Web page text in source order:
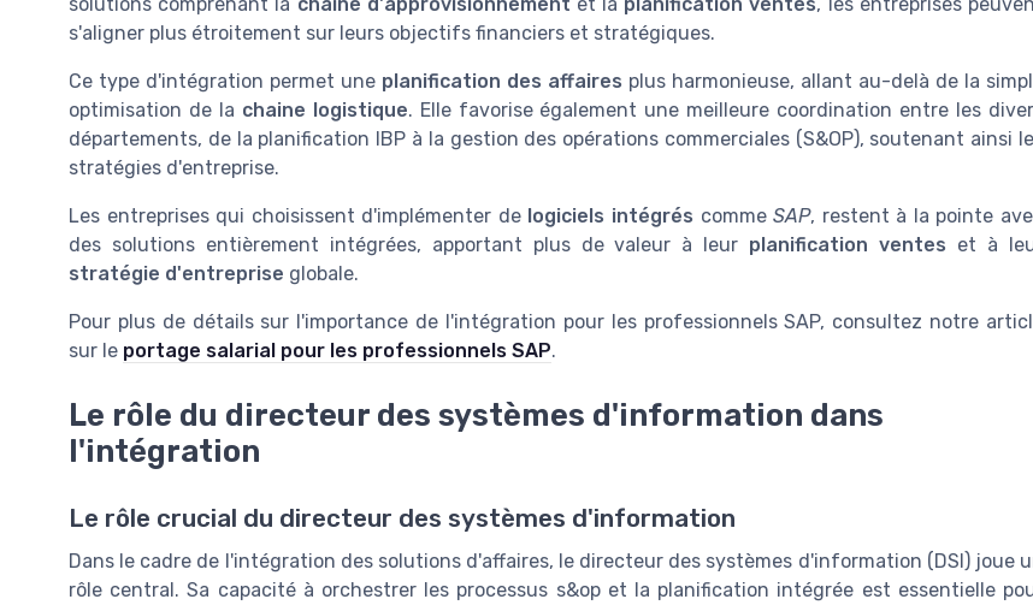
s'aligner plus étroitement sur leurs objectifs financiers et stratégiques.
Ce type d'intégration permet une planification des affaires plus harmonieuse, allant au-delà de la
optimisation de la chaine logistique. Elle favorise également une meilleure coordination entre les
départements, de la planification IBP à la gestion des opérations commerciales (S&OP), soutenant ainsi
stratégies d'entreprise.
Les entreprises qui choisissent d'implémenter de logiciels intégrés commeSAP, restent à la pointe
des solutions entièrement intégrées, apportant plus de valeur à leur planification ventes et à
stratégie d'entreprise globale.
Pour plus de détails sur l'importance de l'intégration pour les professionnels SAP, consultez notre
sur le portage salarial pour les professionnels SAP.
Le rôle du directeur des systèmes d'information dans
l'intégration
Le rôle crucial du directeur des systèmes d'information
Dans le cadre de l'intégration des solutions d'affaires, le directeur des systèmes d'information (DSI) joue
rôle central. Sa capacité à orchestrer les processus s&op et la planification intégrée est essentielle